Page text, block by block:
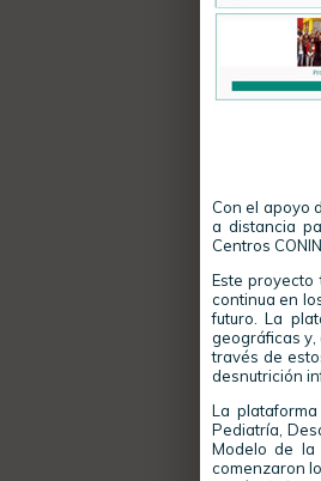
Con el apoyo
a distancia
Centros CONIN.
Este
continua en
futuro. La
geográficas y,
través de
desnutrición
La
Pediatría,
Modelo de la
comenzaron